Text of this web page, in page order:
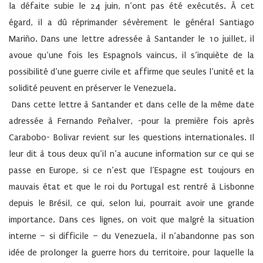
la défaite subie le 24 juin, n’ont pas été exécutés. À cet
égard, il a dû réprimander sévèrement le général Santiago
Mariño. Dans une lettre adressée à Santander le 10 juillet, il
avoue qu’une fois les Espagnols vaincus, il s’inquiète de la
possibilité d’une guerre civile et affirme que seules l’unité et la
solidité peuvent en préserver le Venezuela.
Dans cette lettre à Santander et dans celle de la même date
adressée à Fernando Peñalver, -pour la première fois après
Carabobo- Bolivar revient sur les questions internationales. Il
leur dit à tous deux qu’il n’a aucune information sur ce qui se
passe en Europe, si ce n’est que l’Espagne est toujours en
mauvais état et que le roi du Portugal est rentré à Lisbonne
depuis le Brésil, ce qui, selon lui, pourrait avoir une grande
importance. Dans ces lignes, on voit que malgré la situation
interne – si difficile – du Venezuela, il n’abandonne pas son
idée de prolonger la guerre hors du territoire, pour laquelle la